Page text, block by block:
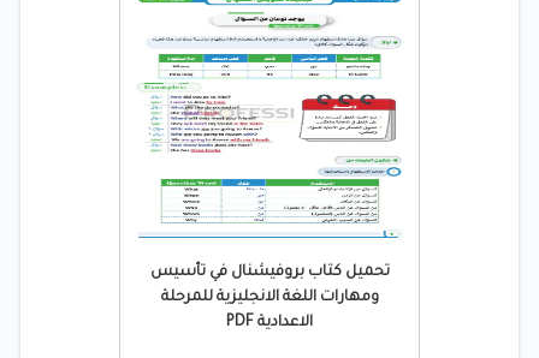
تحميل كتاب بروفيشنال في تأسيس
ومهارات اللغة الانجليزية للمرحلة
الاعدادية PDF